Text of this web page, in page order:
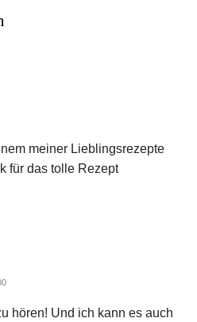
meiner Lieblingsrezepte
für das tolle Rezept
hören! Und ich kann es auch